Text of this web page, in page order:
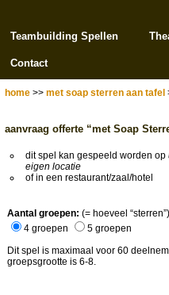
Teambuilding Spellen
Contact
home >> met soap sterren aan tafel
aanvraag offerte “met Soap
dit spel kan gespeeld worden op
eigen locatie
of in een restaurant/zaal/hotel
Aantal groepen: (= hoeveel
4 groepen
5 groepen
Dit spel is maximaal voor 60
groepsgrootte is 6-8.